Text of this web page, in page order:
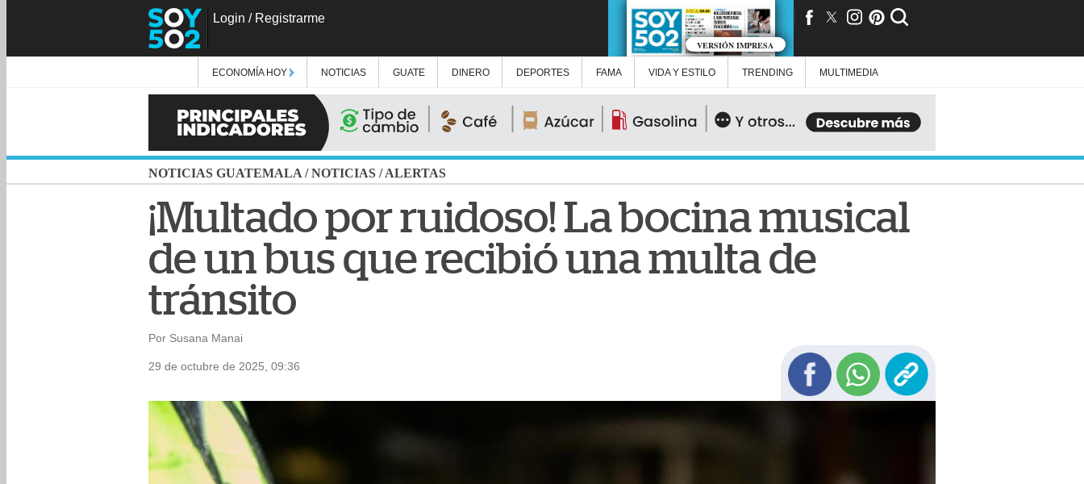
Login / Registrarme
VERSIÓN IMPRESA
ECONOMÍA HOY NOTICIAS GUATE DINERO DEPORTES FAMA VIDA Y ESTILO TRENDING MULTIMEDIA
NOTICIAS GUATEMALA /NOTICIAS /ALERTAS
¡Multado por ruidoso! La bocina musical
de un bus que recibió una multa de
tránsito
Por Susana Manai
29 de octubre de 2025, 09:36